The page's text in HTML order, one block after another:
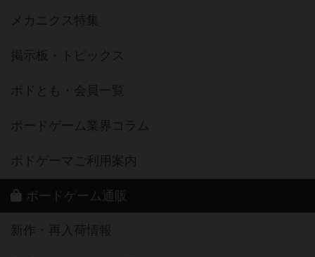
メカニクス特集
掲示板・トピックス
ボドとも・会員一覧
ボードゲーム業界コラム
ボドゲーマご利用案内
ボードゲーム通販
新作・再入荷情報